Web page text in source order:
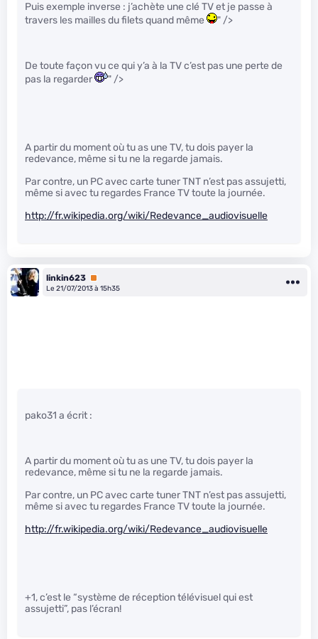
Puis exemple inverse : j’achète une clé TV et je passe à
travers les mailles du filets quand même
" />
De toute façon vu ce qui y’a à la TV c’est pas une perte de
pas la regarder
" />
A partir du moment où tu as une TV, tu dois payer la
redevance, même si tu ne la regarde jamais.
Par contre, un PC avec carte tuner TNT n’est pas assujetti,
même si avec tu regardes France TV toute la journée.
http://fr.wikipedia.org/wiki/Redevance_audiovisuelle
linkin623 Premium
Le 21/07/2013 à 15h35
pako31 a écrit :
A partir du moment où tu as une TV, tu dois payer la
redevance, même si tu ne la regarde jamais.
Par contre, un PC avec carte tuner TNT n’est pas assujetti,
même si avec tu regardes France TV toute la journée.
http://fr.wikipedia.org/wiki/Redevance_audiovisuelle
+1, c’est le “système de réception télévisuel qui est
assujetti”, pas l’écran!